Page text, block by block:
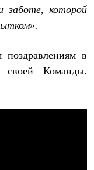
заботе, которой
в
своей Команды.